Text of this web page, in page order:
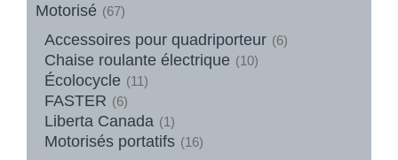
Motorisé (67)
Accessoires pour quadriporteur (6)
Chaise roulante électrique (10)
Écolocycle (11)
FASTER (6)
Liberta Canada (1)
Motorisés portatifs (16)